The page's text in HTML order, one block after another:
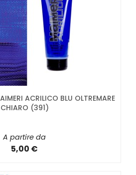
ACRILICO BLU OLTREMARE
CHIARO (391)
A partire da
5,00 €